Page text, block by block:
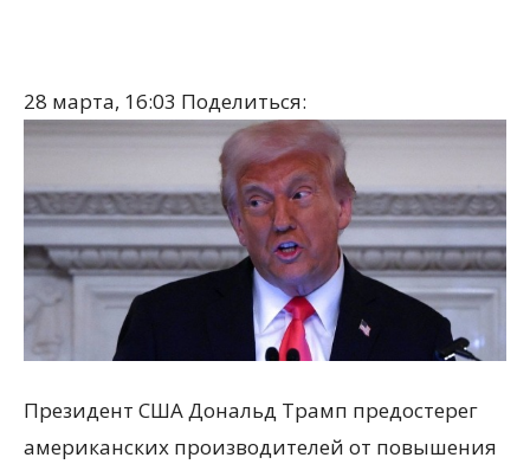
28 марта, 16:03 Поделиться:
Президент США Дональд Трамп предостерег
американских производителей от повышения